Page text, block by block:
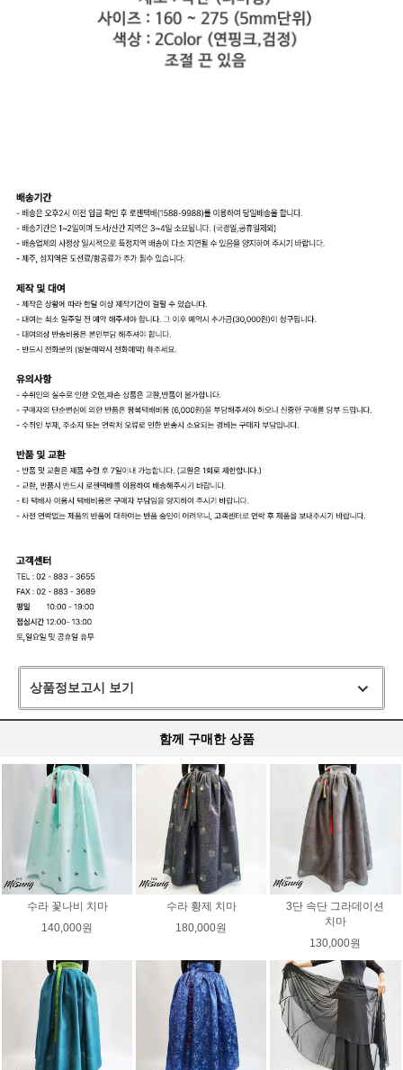
상품정보고시 보기
함께 구매한 상품
수라 꽃나비 치마
140,000원
수라 황제 치마
180,000원
3단 속단 그라데이션
치마
130,000원